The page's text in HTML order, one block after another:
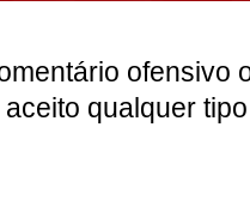
ofensivo
qualquer